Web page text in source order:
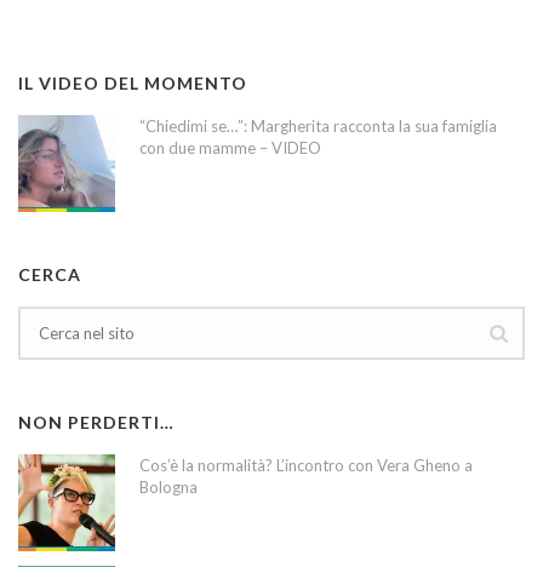
IL VIDEO DEL MOMENTO
“Chiedimi se…”: Margherita racconta la sua famiglia
con due mamme – VIDEO
CERCA
NON PERDERTI…
Cos’è la normalità? L’incontro con Vera Gheno a
Bologna